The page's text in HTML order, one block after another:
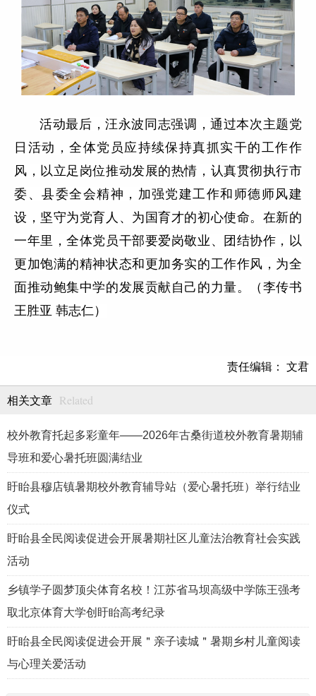
活动最后，汪永波同志强调，通过本次主题党
日活动，全体党员应持续保持真抓实干的工作作
风，以立足岗位推动发展的热情，认真贯彻执行市
委、县委全会精神，加强党建工作和师德师风建
设，坚守为党育人、为国育才的初心使命。在新的
一年里，全体党员干部要爱岗敬业、团结协作，以
更加饱满的精神状态和更加务实的工作作风，为全
面推动鲍集中学的发展贡献自己的力量。（李传书
王胜亚 韩志仁）
责任编辑： 文君
相关文章 Related
校外教育托起多彩童年——2026年古桑街道校外教育暑期辅
导班和爱心暑托班圆满结业
盱眙县穆店镇暑期校外教育辅导站（爱心暑托班）举行结业
仪式
盱眙县全民阅读促进会开展暑期社区儿童法治教育社会实践
活动
乡镇学子圆梦顶尖体育名校！江苏省马坝高级中学陈王强考
取北京体育大学创盱眙高考纪录
盱眙县全民阅读促进会开展＂亲子读城＂暑期乡村儿童阅读
与心理关爱活动